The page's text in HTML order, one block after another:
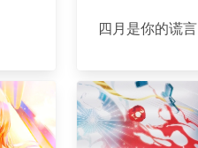
四月是你的谎言